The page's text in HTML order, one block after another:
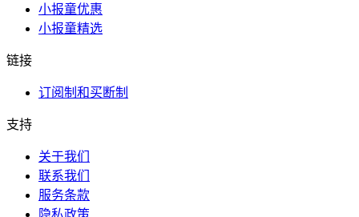
小报童优惠
小报童精选
链接
订阅制和买断制
支持
关于我们
联系我们
服务条款
隐私政策